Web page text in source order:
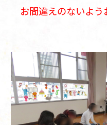
お間違えのないよう